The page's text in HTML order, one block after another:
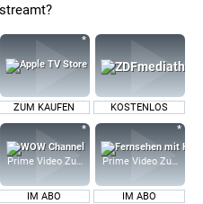
ZUM KAUFEN KOSTENLOS
Prime Video Zusatz-Kanäle
IM ABO
Prime Video Zusatz-
IM ABO